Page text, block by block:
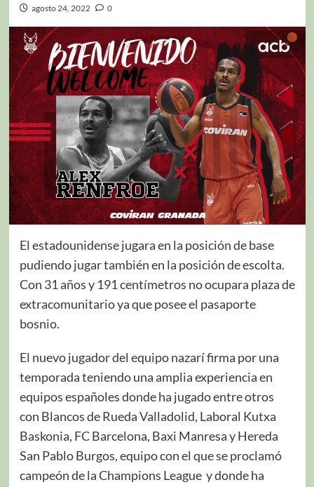
agosto 24, 2022 0
El estadounidense jugara en la posición de base
pudiendo jugar también en la posición de escolta.
Con 31 años y 191 centímetros no ocupara plaza de
extracomunitario ya que posee el pasaporte
bosnio.
El nuevo jugador del equipo nazarí firma por una
temporada teniendo una amplia experiencia en
equipos españoles donde ha jugado entre otros
con Blancos de Rueda Valladolid, Laboral Kutxa
Baskonia, FC Barcelona, Baxi Manresa y Hereda
San Pablo Burgos, equipo con el que se proclamó
campeón de la Champions League y donde ha